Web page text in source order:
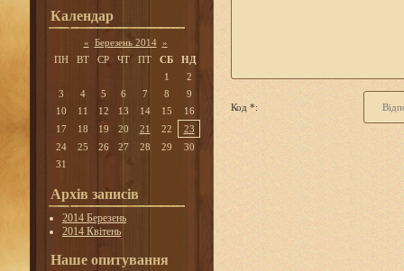
Календар
« Березень 2014 »
ПН
ВТ СР ЧТ ПТ СБ
НД
1
2
3
4 5 6 7 8
9
10
11 12 13 14 15
16
17
18 19 20 21 22
23
24
25 26 27 28 29
30
31
Архів записів
2014 Березень
2014 Квітень
Наше опитування
Код *: